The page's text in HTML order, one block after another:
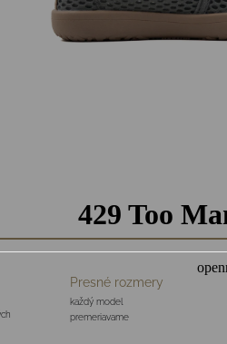
Presné rozmery
každý model
premeriavame